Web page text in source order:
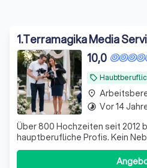
1.Terramagika Media
local_offer
10,0
Über 800 Hochzeiten seit 2012
hauptberufliche Profis. Kein
Wochenendjob, kein Risiko
Videograf optional buchbar.
place
timelapse Vor 14